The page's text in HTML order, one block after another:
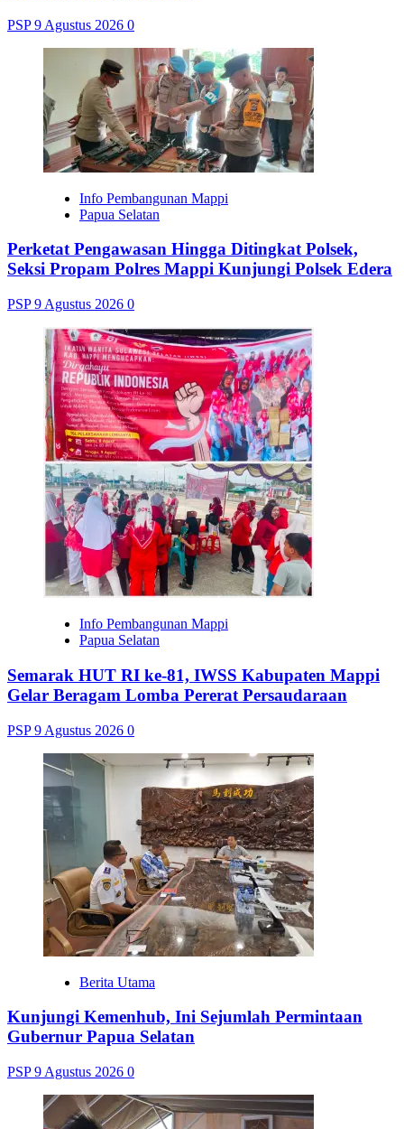
PSP9 Agustus 2026 0
Info Pembangunan Mappi
Papua Selatan
Perketat Pengawasan Hingga Ditingkat Polsek,
Seksi Propam Polres Mappi Kunjungi Polsek Edera
PSP9 Agustus 2026 0
Info Pembangunan Mappi
Papua Selatan
Semarak HUT RI ke-81, IWSS Kabupaten Mappi
Gelar Beragam Lomba Pererat Persaudaraan
PSP9 Agustus 2026 0
Berita Utama
Kunjungi Kemenhub, Ini Sejumlah Permintaan
Gubernur Papua Selatan
PSP9 Agustus 2026 0